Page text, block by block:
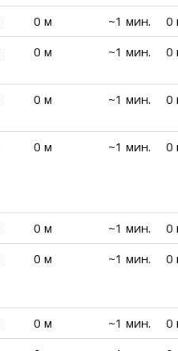
0 м ~1 мин.
0
0 м ~1 мин. 0
0 м ~1 мин. 0
0 м ~1 мин. 0
0 м ~1 мин.
0
0 м ~1 мин. 0
0 м ~1 мин.
0